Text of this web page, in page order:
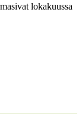
lokakuussa